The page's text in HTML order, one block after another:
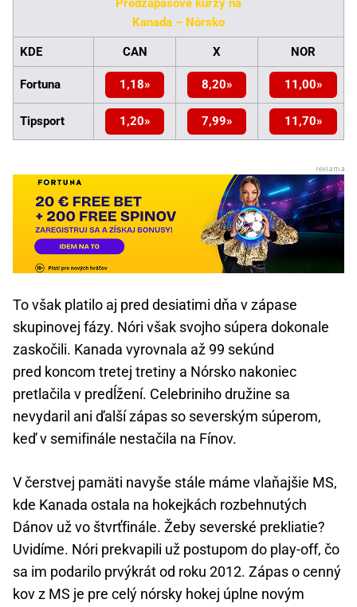
Predzápasové kurzy na
Kanada – Nórsko
KDE CAN X NOR
Fortuna 1,18 8,20 11,00
Tipsport 1,20 7,99 11,70
To však platilo aj pred desiatimi dňa v zápase
skupinovej fázy. Nóri však svojho súpera dokonale
zaskočili. Kanada vyrovnala až 99 sekúnd
pred koncom tretej tretiny a Nórsko nakoniec
pretlačila v predĺžení. Celebriniho družine sa
nevydaril ani ďalší zápas so severským súperom,
keď v semifinále nestačila na Fínov.
V čerstvej pamäti navyše stále máme vlaňajšie MS,
kde Kanada ostala na hokejkách rozbehnutých
Dánov už vo štvrťfinále. Žeby severské prekliatie?
Uvidíme. Nóri prekvapili už postupom do play-off, čo
sa im podarilo prvýkrát od roku 2012. Zápas o cenný
kov z MS je pre celý nórsky hokej úplne novým